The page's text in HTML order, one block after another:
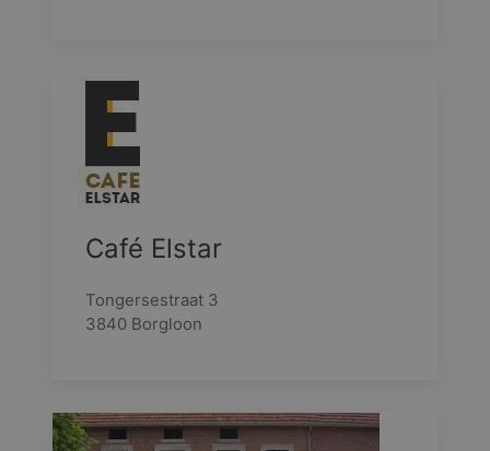
Café Elstar
Tongersestraat 3
3840 Borgloon